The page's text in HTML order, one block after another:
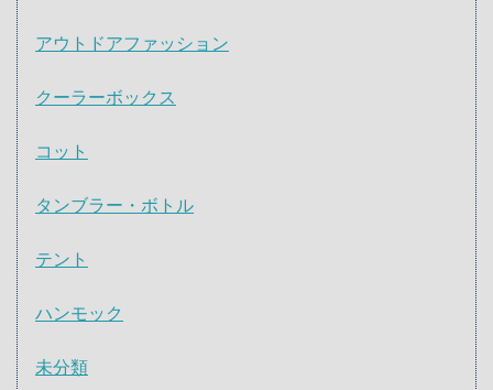
アウトドアファッション
クーラーボックス
コット
タンブラー・ボトル
テント
ハンモック
未分類